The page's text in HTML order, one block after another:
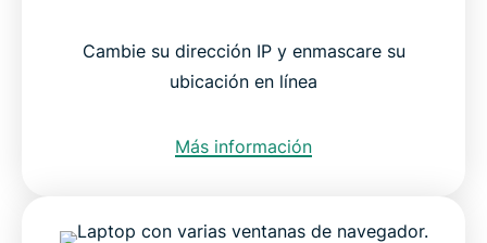
Cambie su dirección IP y enmascare su
ubicación en línea
Más información